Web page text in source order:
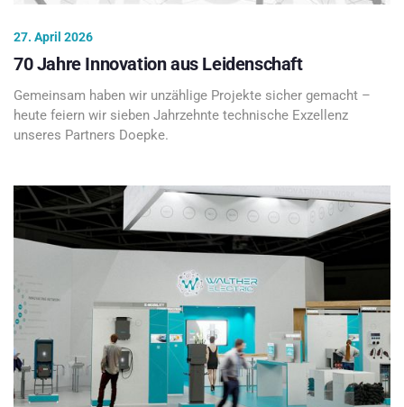
27. April 2026
70 Jahre Innovation aus Leidenschaft
Gemeinsam haben wir unzählige Projekte sicher gemacht –
heute feiern wir sieben Jahrzehnte technische Exzellenz
unseres Partners Doepke.